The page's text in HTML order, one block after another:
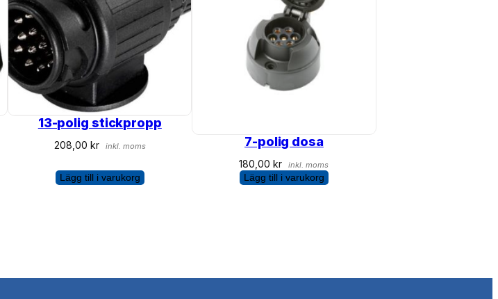
13-polig stickpropp
208,00 kr inkl. moms
Lägg till i varukorg
7-polig dosa
180,00kr inkl. moms
Lägg till i varukorg